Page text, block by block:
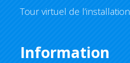
Tour virtuel de l’installation
Information